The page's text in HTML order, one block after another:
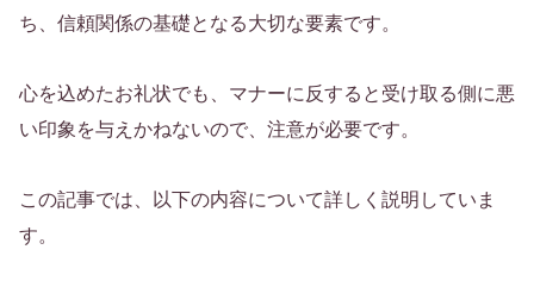
ち、信頼関係の基礎となる大切な要素です。
心を込めたお礼状でも、マナーに反すると受け取る側に悪
い印象を与えかねないので、注意が必要です。
この記事では、以下の内容について詳しく説明していま
す。